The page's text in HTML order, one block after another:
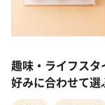
趣味・ライフス
好みに合わせて選